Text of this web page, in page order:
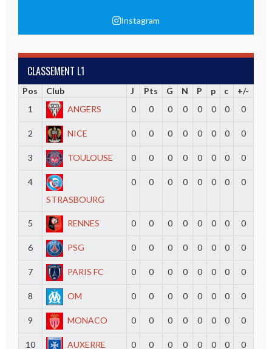
Instagram
CLASSEMENT L1
Pos Club J Pts G N P p c
+/-
1
ANGERS 0 0 0 0 0 0 0 0
2 NICE 0 0 0 0 0 0 0 0
3 TOULOUSE 0 0 0 0 0 0 0 0
4
STRASBOURG
0 0 0 0 0 0 0 0
5 RENNES 0 0 0 0 0 0 0 0
6 PSG 0 0 0 0 0 0 0 0
7 PARIS FC 0 0 0 0 0 0 0 0
8 OM 0 0 0 0 0 0 0 0
9 MONACO 0 0 0 0 0 0 0 0
10 AUXERRE 0 0 0 0 0 0 0 0